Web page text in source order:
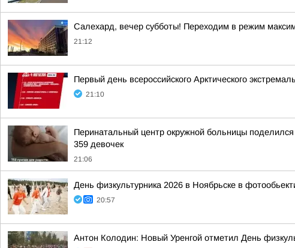
Салехард, вечер субботы! Переходим в режим
21:12
Первый день всероссийского Арктического
21:10
Перинатальный центр окружной больницы
359 девочек
21:06
День физкультурника 2026 в Ноябрьске в
20:57
Антон Колодин: Новый Уренгой отметил День